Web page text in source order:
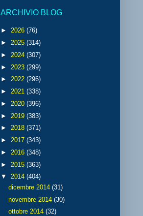
ARCHIVIO BLOG
► 2026 (76)
► 2025 (314)
► 2024 (307)
► 2023 (299)
► 2022 (296)
► 2021 (338)
► 2020 (396)
► 2019 (383)
► 2018 (371)
► 2017 (343)
► 2016 (348)
► 2015 (363)
▼ 2014 (404)
dicembre 2014 (31)
novembre 2014 (30)
ottobre 2014 (32)